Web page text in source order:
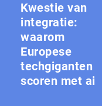
Kwestie van
integratie:
waarom
Europese
techgiganten
scoren met ai